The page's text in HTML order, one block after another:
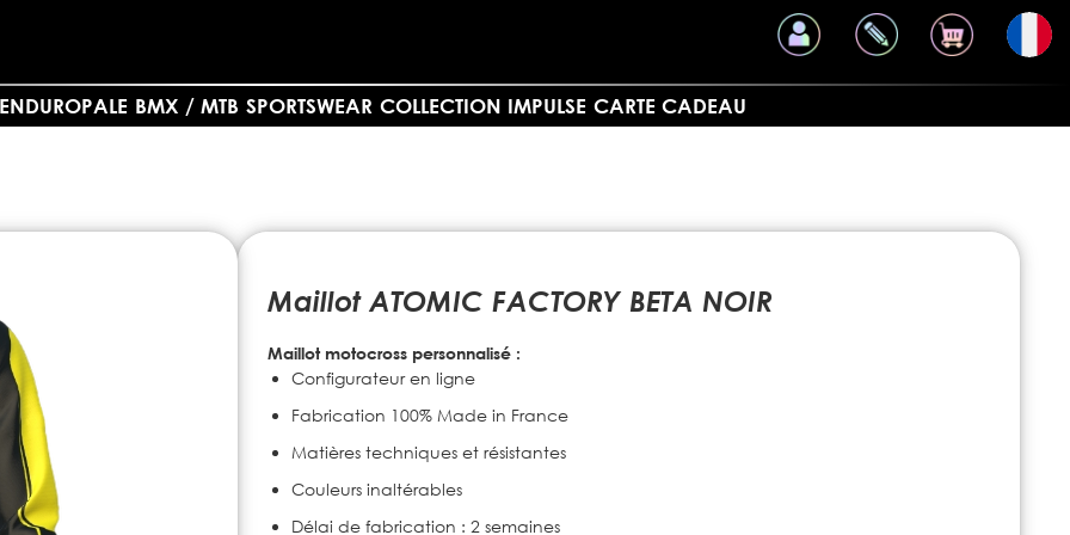
BMX / MTB SPORTSWEAR COLLECTION IMPULSE CARTE CADEAU
Maillot ATOMIC FACTORY BETA NOIR
Maillot motocross personnalisé :
Configurateur en ligne
Fabrication 100% Made in France
Matières techniques et résistantes
Couleurs inaltérables
Délai de fabrication : 2 semaines